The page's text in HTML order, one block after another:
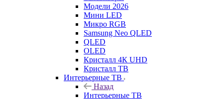
Модели 2026
Мини LED
Микро RGB
Samsung Neo QLED
QLED
OLED
Кристалл 4К UHD
Кристалл ТВ
Интерьерные ТВ
Назад
Интерьерные ТВ